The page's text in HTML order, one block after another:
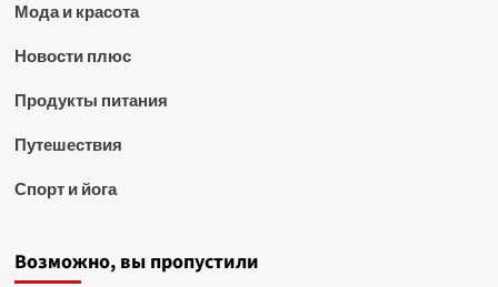
Мода и красота
Новости плюс
Продукты питания
Путешествия
Спорт и йога
Возможно, вы пропустили